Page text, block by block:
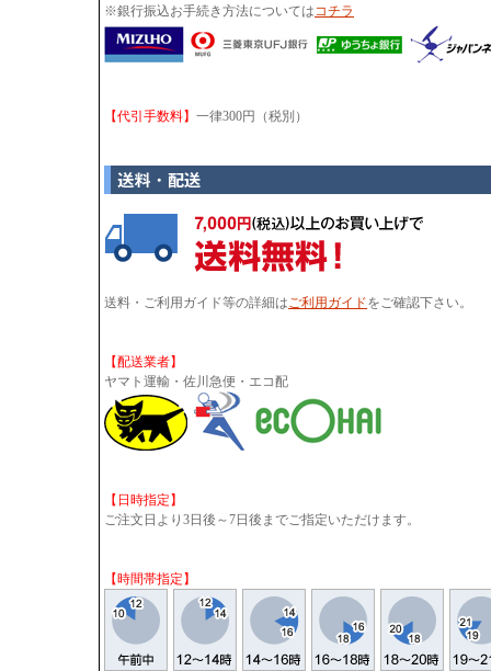
※銀行振込お手続き方法についてはコチラ
【代引手数料】 一律300円（税別）
送料・ご利用ガイド等の詳細はご利用ガイドをご確認下さい。
【配送業者】
ヤマト運輸・佐川急便・エコ配
【日時指定】
ご注文日より3日後～7日後までご指定いただけます。
【時間帯指定】